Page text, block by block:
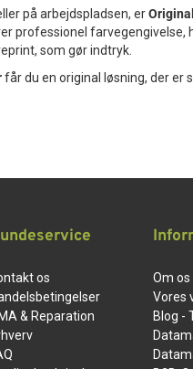
på arbejdspladsen, er
professionel farvegengivelse,
som gør indtryk.
får du en original løsning, der er
os
& Reparation
Om os
Vores
Blog -